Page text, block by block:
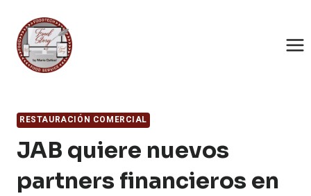
contenido
RESTAURACIÓN COMERCIAL
JAB quiere nuevos
partners financieros en